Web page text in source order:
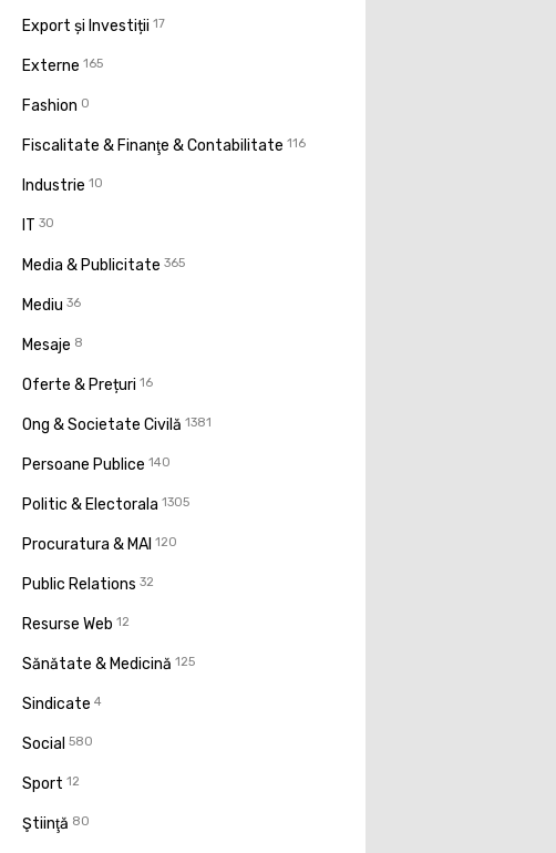
Export și Investiții 17
Externe 165
Fashion 0
Fiscalitate & Finanţe & Contabilitate 116
Industrie 10
IT 30
Media & Publicitate 365
Mediu 36
Mesaje 8
Oferte & Prețuri 16
Ong & Societate Civilă 1381
Persoane Publice 140
Politic & Electorala 1305
Procuratura & MAI 120
Public Relations 32
Resurse Web 12
Sănătate & Medicină 125
Sindicate 4
Social 580
Sport 12
Ştiinţă 80